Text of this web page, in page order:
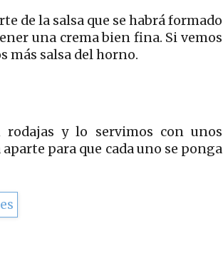
de la salsa que se habrá formado
una crema bien fina. Si vemos
más salsa del horno.
rodajas y lo servimos con unos
aparte para que cada uno se ponga